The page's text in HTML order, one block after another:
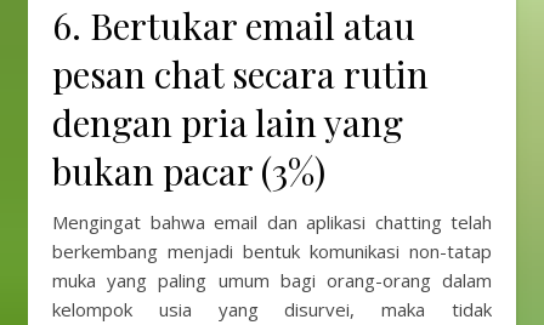
6. Bertukar email atau
pesan chat secara rutin
dengan pria lain yang
bukan pacar (3%)
Mengingat bahwa email dan aplikasi chatting telah
berkembang menjadi bentuk komunikasi non-tatap
muka yang paling umum bagi orang-orang dalam
kelompok usia yang disurvei, maka tidak